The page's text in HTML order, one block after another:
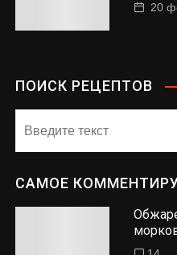
20
ПОИСК РЕЦЕПТОВ
САМОЕ